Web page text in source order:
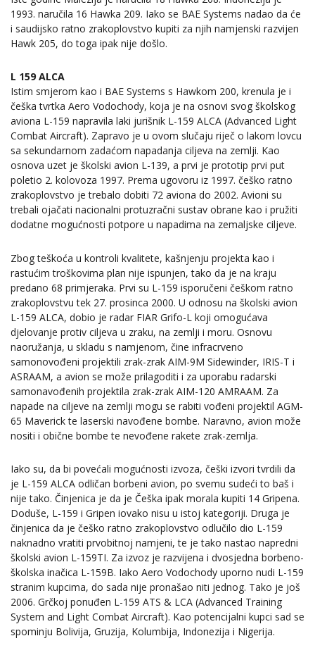
1993. naručila 16 Hawka 209. Iako se BAE Systems nadao da će
i saudijsko ratno zrakoplovstvo kupiti za njih namjenski razvijen
Hawk 205, do toga ipak nije došlo.
L 159 ALCA
Istim smjerom kao i BAE Systems s Hawkom 200, krenula je i
češka tvrtka Aero Vodochody, koja je na osnovi svog školskog
aviona L-159 napravila laki jurišnik L-159 ALCA (Advanced Light
Combat Aircraft). Zapravo je u ovom slučaju riječ o lakom lovcu
sa sekundarnom zadaćom napadanja ciljeva na zemlji. Kao
osnova uzet je školski avion L-139, a prvi je prototip prvi put
poletio 2. kolovoza 1997. Prema ugovoru iz 1997. češko ratno
zrakoplovstvo je trebalo dobiti 72 aviona do 2002. Avioni su
trebali ojačati nacionalni protuzračni sustav obrane kao i pružiti
dodatne mogućnosti potpore u napadima na zemaljske ciljeve.
Zbog teškoća u kontroli kvalitete, kašnjenju projekta kao i
rastućim troškovima plan nije ispunjen, tako da je na kraju
predano 68 primjeraka. Prvi su L-159 isporučeni češkom ratno
zrakoplovstvu tek 27. prosinca 2000. U odnosu na školski avion
L-159 ALCA, dobio je radar FIAR Grifo-L koji omogućava
djelovanje protiv ciljeva u zraku, na zemlji i moru. Osnovu
naoružanja, u skladu s namjenom, čine infracrveno
samonovođeni projektili zrak-zrak AIM-9M Sidewinder, IRIS-T i
ASRAAM, a avion se može prilagoditi i za uporabu radarski
samonavođenih projektila zrak-zrak AIM-120 AMRAAM. Za
napade na ciljeve na zemlji mogu se rabiti vođeni projektil AGM-
65 Maverick te laserski navođene bombe. Naravno, avion može
nositi i obične bombe te nevođene rakete zrak-zemlja.
Iako su, da bi povećali mogućnosti izvoza, češki izvori tvrdili da
je L-159 ALCA odličan borbeni avion, po svemu sudeći to baš i
nije tako. Činjenica je da je Češka ipak morala kupiti 14 Gripena.
Doduše, L-159 i Gripen iovako nisu u istoj kategoriji. Druga je
činjenica da je češko ratno zrakoplovstvo odlučilo dio L-159
naknadno vratiti prvobitnoj namjeni, te je tako nastao napredni
školski avion L-159TI. Za izvoz je razvijena i dvosjedna borbeno-
školska inačica L-159B. Iako Aero Vodochody uporno nudi L-159
stranim kupcima, do sada nije pronašao niti jednog. Tako je još
2006. Grčkoj ponuđen L-159 ATS & LCA (Advanced Training
System and Light Combat Aircraft). Kao potencijalni kupci sad se
spominju Bolivija, Gruzija, Kolumbija, Indonezija i Nigerija.